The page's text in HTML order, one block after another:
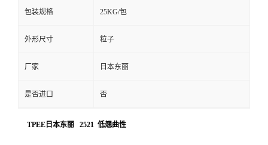
包装规格 25KG/包
外形尺寸 粒子
厂家 日本东丽
是否进口 否
TPEE日本东丽 2521 低翘曲性